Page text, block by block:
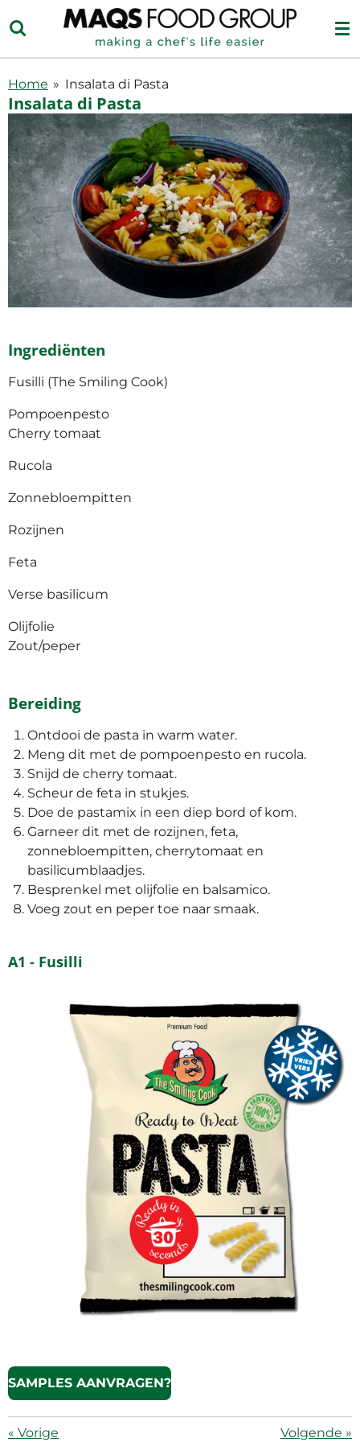
direct
naar
hoofdinhoud
Home » Insalata di Pasta
Insalata di Pasta
Ingrediënten
Fusilli (The Smiling Cook)
Pompoenpesto
Cherry tomaat
Rucola
Zonnebloempitten
Rozijnen
Feta
Verse basilicum
Olijfolie
Zout/peper
Bereiding
Ontdooi de pasta in warm water.
Meng dit met de pompoenpesto en rucola.
Snijd de cherry tomaat.
Scheur de feta in stukjes.
Doe de pastamix in een diep bord of kom.
Garneer dit met de rozijnen, feta,
zonnebloempitten, cherrytomaat en
basilicumblaadjes.
Besprenkel met olijfolie en balsamico.
Voeg zout en peper toe naar smaak.
A1 - Fusilli
SAMPLES AANVRAGEN?
« Vorige Volgende »